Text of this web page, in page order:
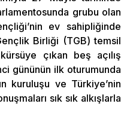
grubu olan
ev sahipliğinde
Birliği (TGB) temsil
çıkan beş açılış
gününün ilk oturumunda
kuruluşu ve Türkiye’nin
sık sık alkışlarla